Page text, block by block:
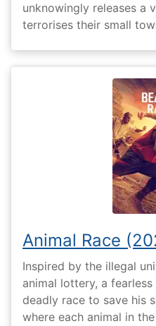
unknowingly releases a
terrorises their small
Animal Race
Inspired by the illegal
animal lottery, a
deadly race to save his
where each animal in